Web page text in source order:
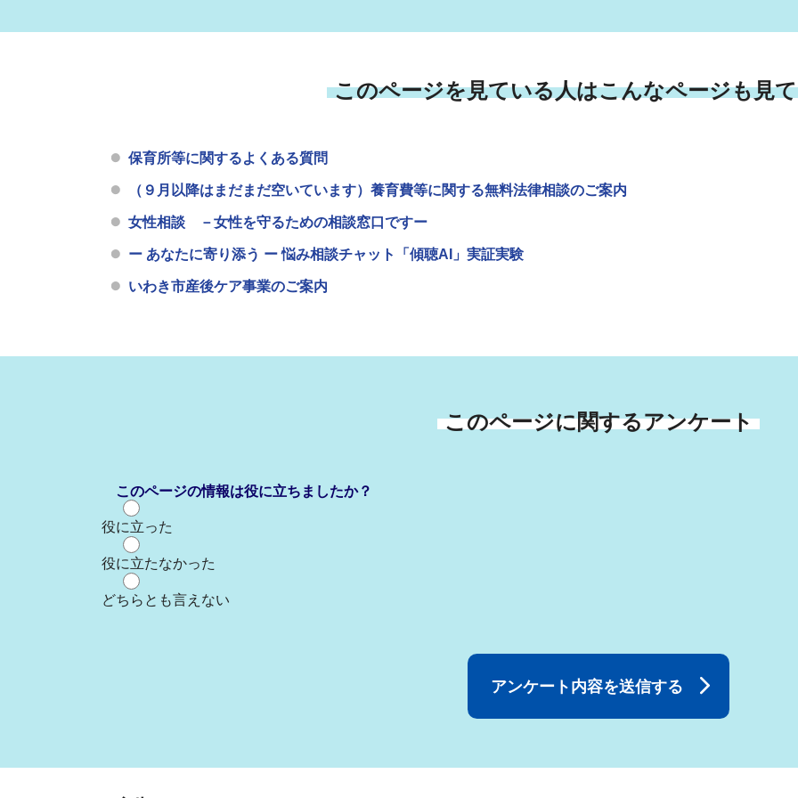
このページを見ている人はこんなページも見
保育所等に関するよくある質問
（９月以降はまだまだ空いています）養育費等に関する無料法律相談のご案内
女性相談 －女性を守るための相談窓口ですー
ー あなたに寄り添う ー 悩み相談チャット「傾聴AI」実証実験
いわき市産後ケア事業のご案内
このページに関するアンケート
このページの情報は役に立ちましたか？
役に立った
役に立たなかった
どちらとも言えない